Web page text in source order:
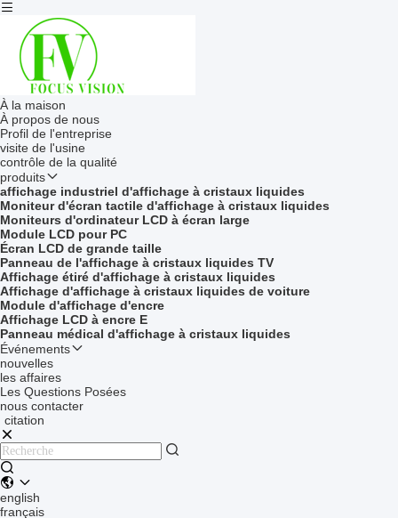
À la maison
À propos de nous
Profil de l'entreprise
visite de l'usine
contrôle de la qualité
produits
affichage industriel d'affichage à cristaux liquides
Moniteur d'écran tactile d'affichage à cristaux liquides
Moniteurs d'ordinateur LCD à écran large
Module LCD pour PC
Écran LCD de grande taille
Panneau de l'affichage à cristaux liquides TV
Affichage étiré d'affichage à cristaux liquides
Affichage d'affichage à cristaux liquides de voiture
Module d'affichage d'encre
Affichage LCD à encre E
Panneau médical d'affichage à cristaux liquides
Événements
nouvelles
les affaires
Les Questions Posées
nous contacter
citation
english
français